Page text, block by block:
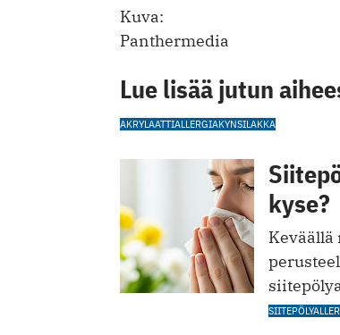
Kuva:
Panthermedia
Lue lisää jutun
AKRYLAATTIALLERGIAKYNSILAKKA
kyse?